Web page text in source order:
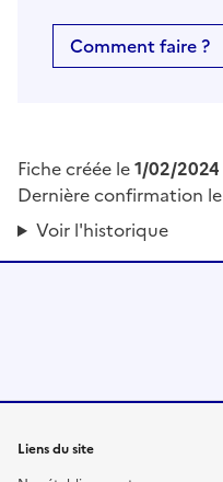
Comment faire ?
Fiche créée le1/02/2024
Dernière confirmation le
Voir l'historique
Liens du site